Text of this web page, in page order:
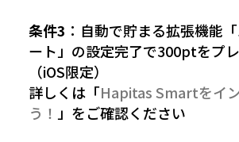
条件3 ：自動で貯まる拡張機能
ート」の設定完了で300ptをプ
（iOS限定）
詳しくは「Hapitas Smartをイ
う！ 」をご確認ください